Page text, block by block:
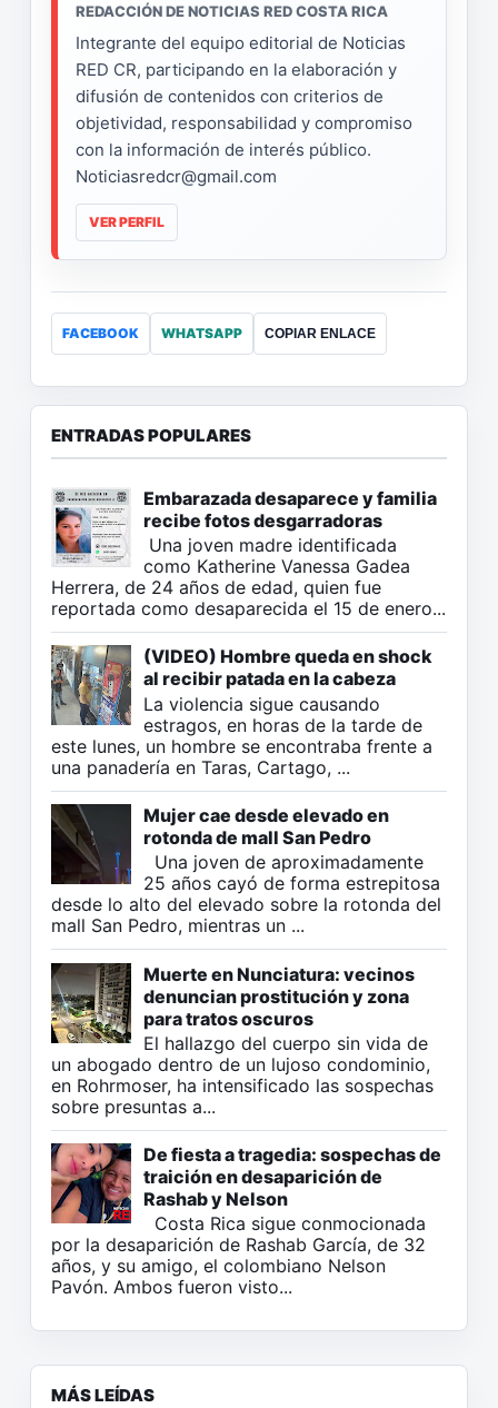
REDACCIÓN DE NOTICIAS RED COSTA RICA
Integrante del equipo editorial de Noticias
RED CR, participando en la elaboración y
difusión de contenidos con criterios de
objetividad, responsabilidad y compromiso
con la información de interés público.
Noticiasredcr@gmail.com
VER PERFIL
FACEBOOK WHATSAPP COPIAR ENLACE
ENTRADAS POPULARES
Embarazada desaparece y familia
recibe fotos desgarradoras
Una joven madre identificada
como Katherine Vanessa Gadea
Herrera, de 24 años de edad, quien fue
reportada como desaparecida el 15 de enero...
(VIDEO) Hombre queda en shock
al recibir patada en la cabeza
La violencia sigue causando
estragos, en horas de la tarde de
este lunes, un hombre se encontraba frente a
una panadería en Taras, Cartago, ...
Mujer cae desde elevado en
rotonda de mall San Pedro
Una joven de aproximadamente
25 años cayó de forma estrepitosa
desde lo alto del elevado sobre la rotonda del
mall San Pedro, mientras un ...
Muerte en Nunciatura: vecinos
denuncian prostitución y zona
para tratos oscuros
El hallazgo del cuerpo sin vida de
un abogado dentro de un lujoso condominio,
en Rohrmoser, ha intensificado las sospechas
sobre presuntas a...
De fiesta a tragedia: sospechas de
traición en desaparición de
Rashab y Nelson
Costa Rica sigue conmocionada
por la desaparición de Rashab García, de 32
años, y su amigo, el colombiano Nelson
Pavón. Ambos fueron visto...
MÁS LEÍDAS